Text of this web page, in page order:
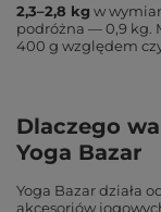
2,3–2,8 kg w
podróżna — 0,9 kg.
400 g względem
Dlaczego
Yoga Bazar
Yoga Bazar działa
akcesoriów